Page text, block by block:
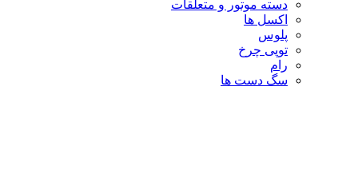
دسته موتور و متعلقات
اکسل ها
پلوس
توپی چرخ
رام
سگ دست ها